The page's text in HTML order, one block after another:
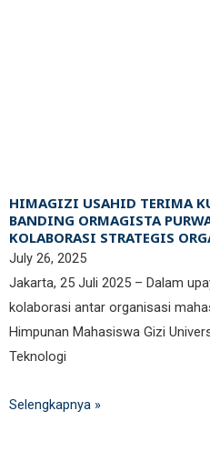
HIMAGIZI USAHID TERIMA
BANDING ORMAGISTA
KOLABORASI STRATEGIS
July 26, 2025
Jakarta, 25 Juli 2025 – Dalam
kolaborasi antar organisasi
Himpunan Mahasiswa Gizi
Teknologi
Selengkapnya »